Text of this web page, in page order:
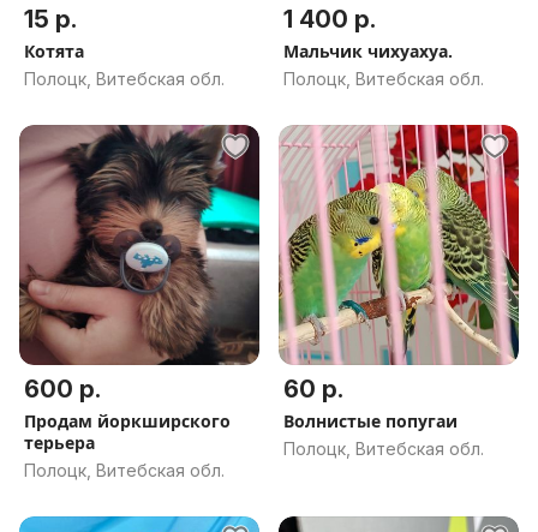
15 р.
Котята
Полоцк, Витебская обл.
1 400 р.
Мальчик чихуахуа.
Полоцк, Витебская обл.
600 р.
Продам йоркширского
терьера
Полоцк, Витебская обл.
60 р.
Волнистые попугаи
Полоцк, Витебская обл.